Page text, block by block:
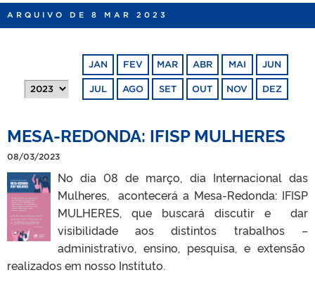
PORTARIAS
ARQUIVO DE 8 MAR 2023
JAN FEV MAR ABR MAI JUN
JUL AGO SET OUT NOV DEZ
MESA-REDONDA: IFISP MULHERES
08/03/2023
No dia 08 de março, dia Internacional das
Mulheres, acontecerá a Mesa-Redonda: IFISP
MULHERES, que buscará discutir e dar
visibilidade aos distintos trabalhos –
administrativo, ensino, pesquisa, e extensão
realizados em nosso Instituto.